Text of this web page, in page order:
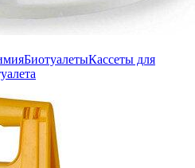
БиотуалетыКассеты для